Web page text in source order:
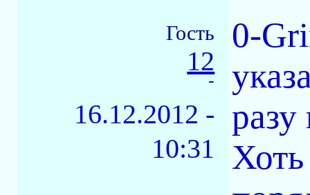
Гость
12
-
16.12.2012 -
10:31
0-
разу